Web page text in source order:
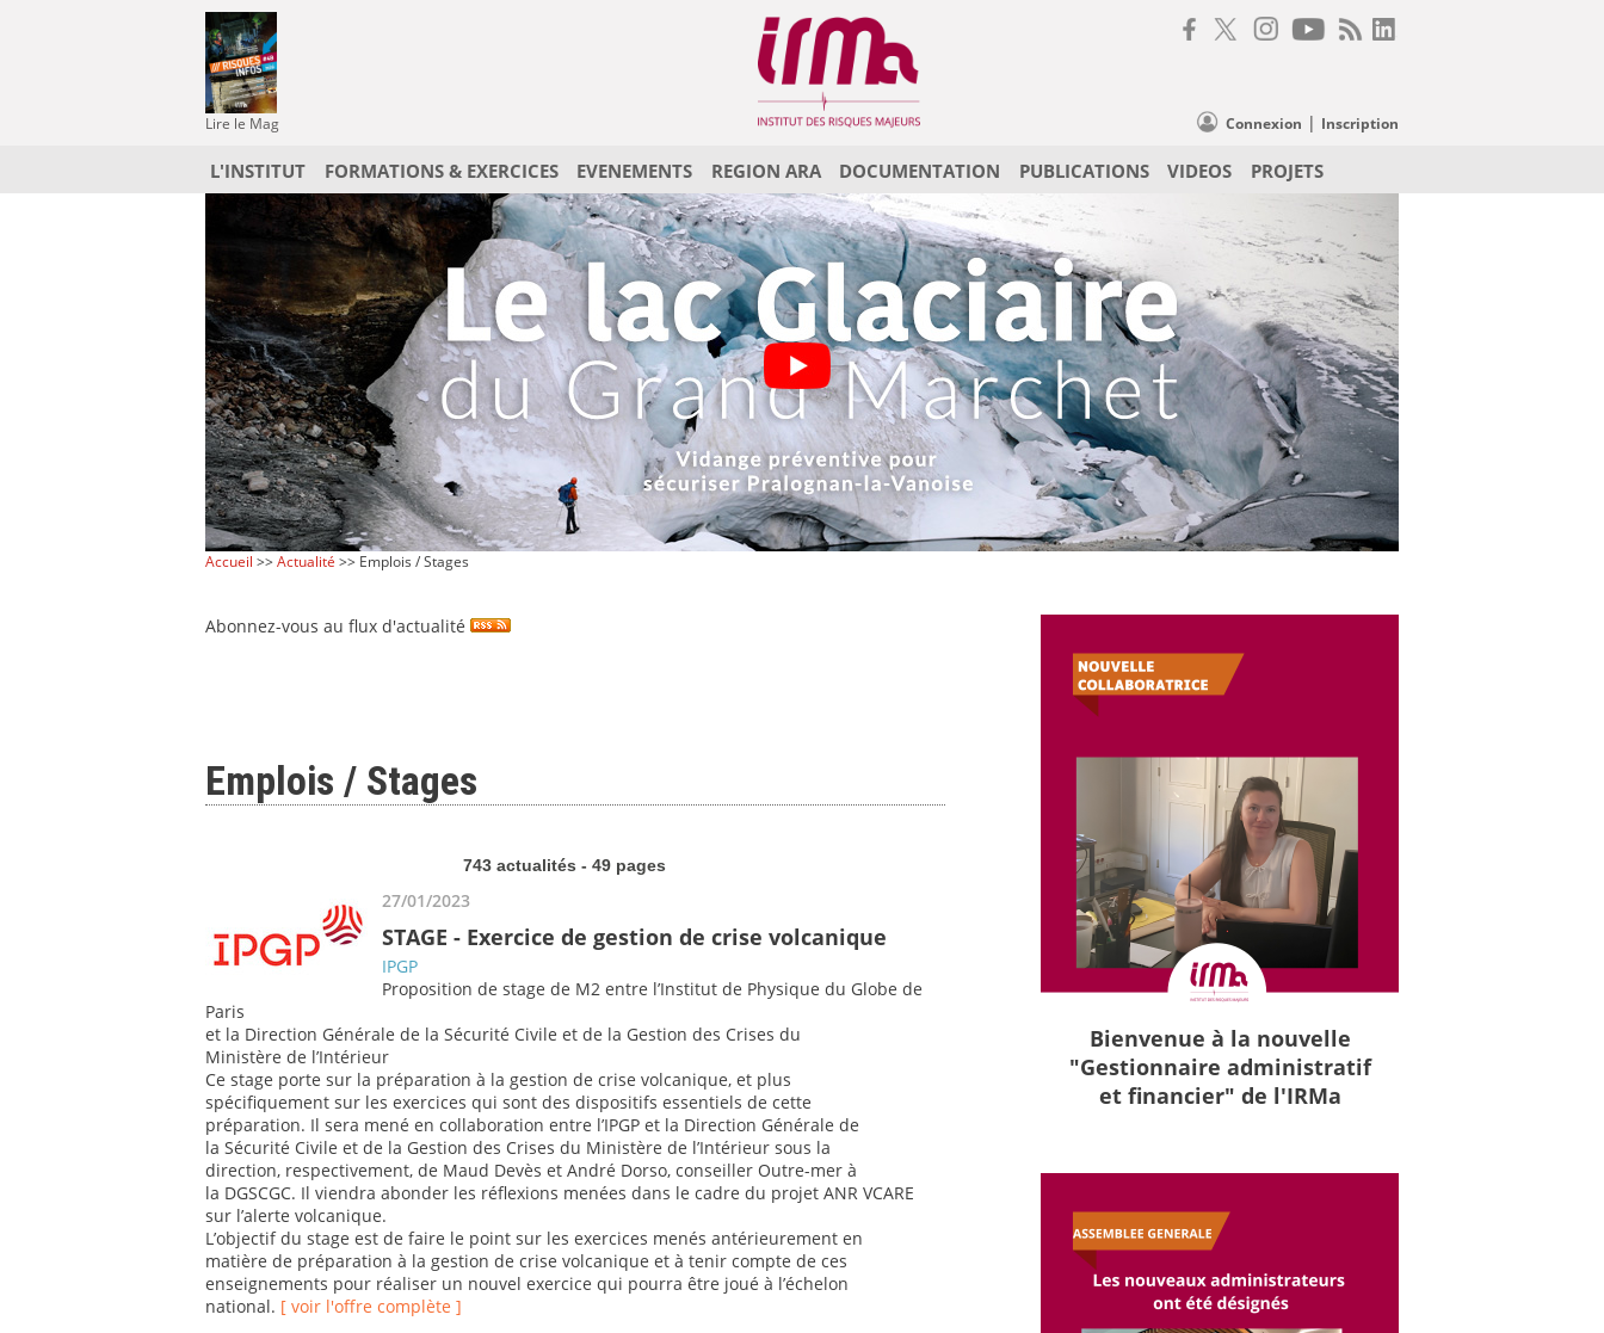
Lire le Mag Connexion | Inscription
L'INSTITUT FORMATIONS & EXERCICES EVENEMENTS REGION ARA DOCUMENTATION PUBLICATIONS VIDEOS PROJETS
Accueil >>Actualité >> Emplois / Stages
Abonnez-vous au flux d'actualité
Emplois / Stages
743 actualités - 49 pages
27/01/2023
STAGE - Exercice de gestion de crise volcanique
IPGP
Proposition de stage de M2 entre l’Institut de Physique du Globe de
Paris
et la Direction Générale de la Sécurité Civile et de la Gestion des Crises du
Ministère de l’Intérieur
Ce stage porte sur la préparation à la gestion de crise volcanique, et plus
spécifiquement sur les exercices qui sont des dispositifs essentiels de cette
préparation. Il sera mené en collaboration entre l’IPGP et la Direction Générale de
la Sécurité Civile et de la Gestion des Crises du Ministère de l’Intérieur sous la
direction, respectivement, de Maud Devès et André Dorso, conseiller Outre-mer à
la DGSCGC. Il viendra abonder les réflexions menées dans le cadre du projet ANR VCARE
sur l’alerte volcanique.
L’objectif du stage est de faire le point sur les exercices menés antérieurement en
matière de préparation à la gestion de crise volcanique et à tenir compte de ces
enseignements pour réaliser un nouvel exercice qui pourra être joué à l’échelon
national. [ voir l'offre complète ]
Bienvenue à la nouvelle
"Gestionnaire administratif
et financier" de l'IRMa